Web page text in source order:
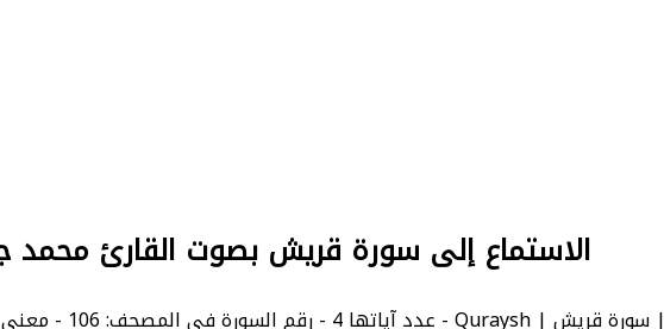
الاستماع إلى سورة قريش بصوت القارئ محمد
| سورة قريش | Quraysh - عدد آياتها 4 - رقم السورة في المصحف: 106 - معنى السورة بالإنجليزية: Quraysh.